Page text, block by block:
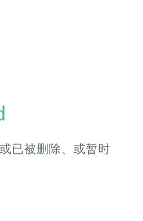
已被删除、或暂时